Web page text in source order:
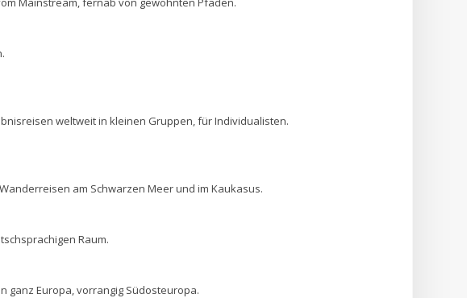
weltweit in kleinen Gruppen, für Individualisten.
am Schwarzen Meer und im Kaukasus.
Raum.
ganz Europa, vorrangig Südosteuropa.